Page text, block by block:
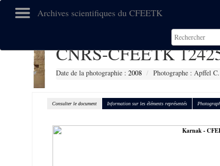
Archives scientifiques du CFEETK
CNRS-CFEETK
Date de la photographie : 2008 Photographe : Apffel C.
Consulter le document Information sur les éléments représentés